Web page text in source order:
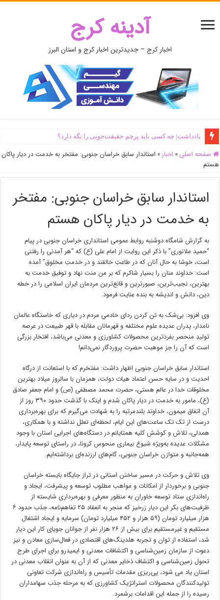
آدینه کرج
اخبار کرج – جدیدترین اخبار کرج و استان البرز
یادداشت| ‌چه کسی باید پرچم حقیقت‌جویی را نگه دارد؟
صفحه اصلی » اخبار » استاندار سابق خراسان جنوبی: مفتخر به خدمت در دیار پاکان
هستم
استاندار سابق خراسان جنوبی: مفتخر
به خدمت در دیار پاکان هستم
به گزارش شامگاه دوشنبه روابط عمومی استانداری خراسان جنوبی در پیام
“حمید ملانوری” با ذکر این روایت از امام علی (ع) که “هر آمدنی را رفتنی
است، خوشا به حال آنان که در طاعتِ خالقند و در خدمتِ مخلوق” آمده
است: خداوند منان را بسیار شاکرم که بر من منت نهاد و توفیق خدمت به
بهترین، نجیب‌ترین، صبورترین و قانع‌ترین مردمان ایران اسلامی را در خطه
دین، دانش و اندیشه به بنده عنایت فرمود.
وی افزود: بی‌شک به تن کردن ردای خادمیِ مردم در دیاری که خاستگاه عالمان
نامدار، پدران عدیده علوم مختلفه و قهرمانان مقابله با قهر طبیعت در عرصه
تولیدِ منحصر بفردترین محصولات کشاورزی و معدنی می‌باشد، افتخار بزرگی
است که آن را جز موهبت حضرت پروردگار نمی‌دانم!
استاندار سابق خراسان جنوبی اظهار داشت: مفتخرم که با استعانت از درگاه
احدیت و در سایه حسن اعتماد هیات دولت، همزمان با سالروز میلاد بهترین
مخلوقات خدا در عالم هستی، حضرت محمد مصطفی (ص) و امام جعفر صادق
(ع)، مامور به خدمت در دیار پاکان شدم و اینک با گذشت حدود ۳۹۰ روز از
آن اتفاق میمون، خداوند بلندمرتبه را به شهادت می‌گیرم که برای بهره‌برداری
درست از تک تک ساعت‌های این ایام، لحظه‌ای تعلل نداشته و با همکاری،
همدلی، تلاش و کوشش کلیه همتایانم در دستگاه‌های اجرایی استان با وجود
مشکلات عدیده به‌ویژه شیوع بیماری منحوس کرونا، در راستای توسعه پایدار،
همه‌جانبه و متوازن خراسان جنوبی، گام‌های ارزنده‌ای برداشته‌ایم.
وی تلاش و حرکت در مسیر ساختن استانی در تراز جایگاه بایسته خراسان
جنوبی و برخوردار از امکانات و مواهب مطلوب توسعه و پیشرفت، ایجاد و
راه‌اندازی ستاد توسعه خاوران به منظور معرفی و بهره‌برداری شایسته از
ظرفیت‌های بکر این دیار زرخیز که منجر به انعقاد ۲۵ تفاهم‌نامه، جذب حدود ۶
هزار میلیارد تومان (۵۹ هزار و ۴۵۲ میلیارد تومان) سرمایه و ایجاد اشتغال
مستقیم و غیرمستقیم برای بیش از ۲۶ هزار نفر از جوانان جویای کار این دیار
شد، استفاده از توان و تجربه هلدینگ‌های اقتصادی در فعال‌سازی معادن و نیز
دعوت از سازمان زمین‌شناسی و اکتشافات معدنی و ایمیدرو برای اجرای طرح
تحول زمین‌شناسی و اکتشاف ذخایر معدنی که از آن به عنوان انقلاب معدنی در
استان یاد می شود، پی‌ریزی مقدمات تأسیس و راه‌اندازی شرکت تعاونی
تولیدکنندگان محصولات استراتژیک کشاورزی که به مرحله جذب سهامداران
رسیده را از جمله این اقدامات برشمرد.